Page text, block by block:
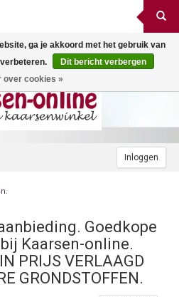
Inloggen
Goedkope
Kaarsen-online.
PRIJS VERLAAGD
GRONDSTOFFEN.
ga je akkoord met het gebruik van
Dit bericht verbergen
over cookies »